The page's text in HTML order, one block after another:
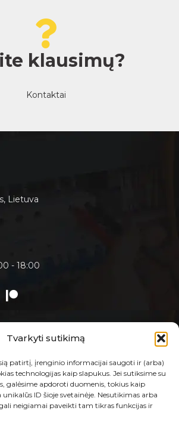
Tvarkyti sutikimą
patirtį, įrenginio informacijai saugoti ir (arba)
technologijas kaip slapukus. Jei sutiksime su
galėsime apdoroti duomenis, tokius kaip
ID šioje svetainėje. Nesutikimas arba
neigiamai paveikti tam tikras funkcijas ir
klausimų?
Kontaktai
Lietuva
- 18:00